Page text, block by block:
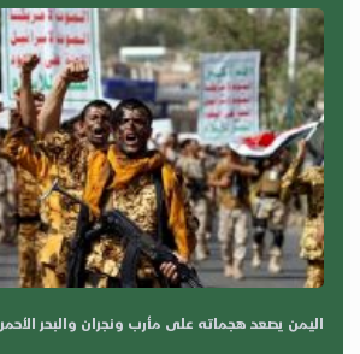
اليمن يصعد هجماته على مأرب ونجران والبحر الأحمر